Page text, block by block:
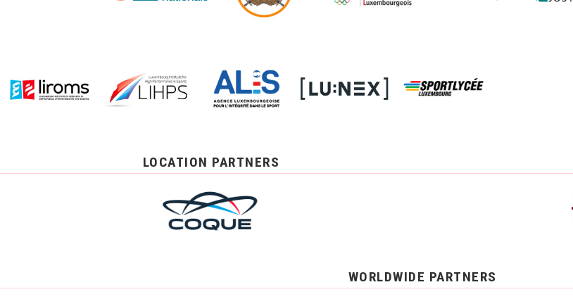
LOCATION PARTNERS
WORLDWIDE PARTNERS